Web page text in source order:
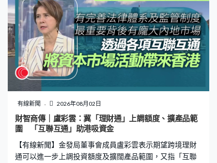
有線新聞 2026年08月02日
財智商傳｜盧彩雲：冀「理財通」上調額度、擴產品範
圍 「互聯互通」助港吸資金
【有線新聞】金發局董事會成員盧彩雲表示期望跨境理財
通可以進一步上調投資額度及擴闊產品範圍，又指「互聯